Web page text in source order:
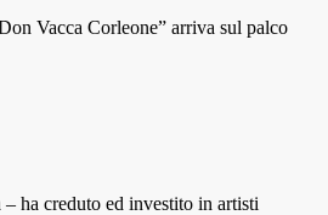
Vacca Corleone” arriva sul palco
ha creduto ed investito in artisti